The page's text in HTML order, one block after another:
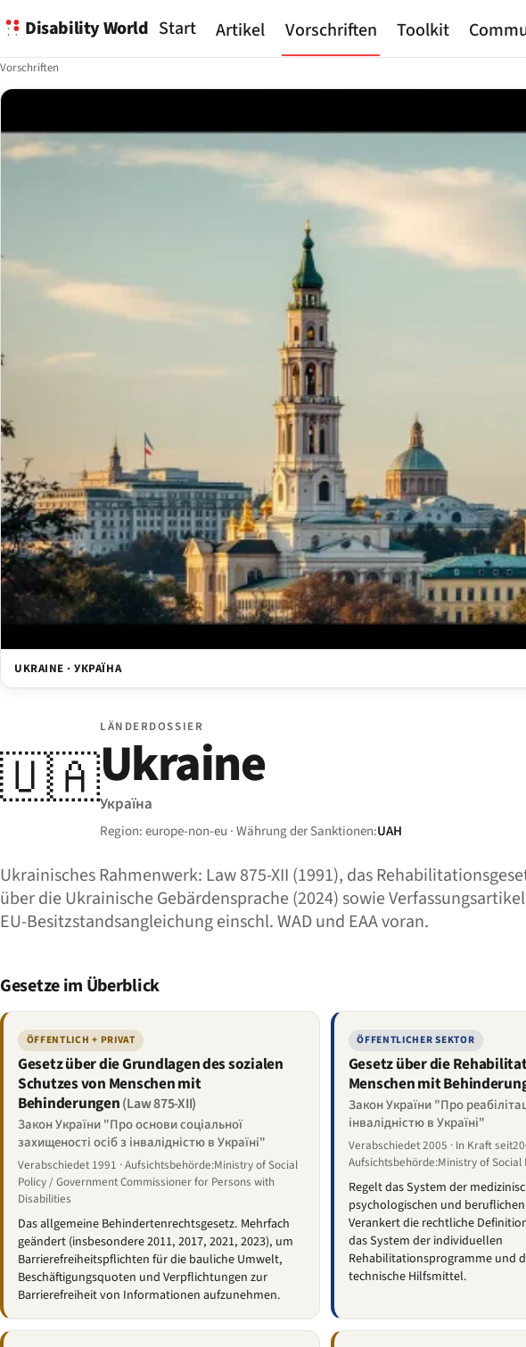
Disability World Start Artikel Vorschriften Toolkit
Vorschriften
UKRAINE · УКРАЇНА
🇺🇦
LÄNDERDOSSIER
Ukraine
Україна
Region: europe-non-eu · Währung der Sanktionen:UAH
Ukrainisches Rahmenwerk: Law 875-XII (1991), das
über die Ukrainische Gebärdensprache (2024) sowie
EU-Besitzstandsangleichung einschl. WAD und EAA voran.
Gesetze im Überblick
ÖFFENTLICH + PRIVAT
Gesetz über die Grundlagen des sozialen
Schutzes von Menschen mit
Behinderungen(Law 875-XII)
Закон України "Про основи соціальної
захищеності осіб з інвалідністю в Україні"
Verabschiedet 1991 · Aufsichtsbehörde:Ministry of Social
Policy / Government Commissioner for Persons with
Disabilities
Das allgemeine Behindertenrechtsgesetz. Mehrfach
geändert (insbesondere 2011, 2017, 2021, 2023), um
Barrierefreiheitspflichten für die bauliche Umwelt,
Beschäftigungsquoten und Verpflichtungen zur
Barrierefreiheit von Informationen aufzunehmen.
ÖFFENTLICHER SEKTOR
Gesetz über die
Menschen mit
Закон України "Про
інвалідністю в Україні"
Verabschiedet 2005 · In Kraft
Aufsichtsbehörde:Ministry of Social
Regelt das System der
psychologischen und
Verankert die rechtliche
das System der individuellen
Rehabilitationsprogramme und
technische Hilfsmittel.